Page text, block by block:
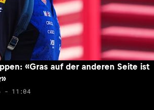
«Gras auf der anderen Seite ist
- 11:04